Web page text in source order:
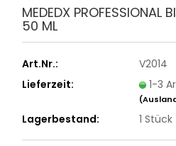
MEDEDX PROFESSIONAL
50 ML
Art.Nr.:
V2014
Lieferzeit:
1-3
Lagerbestand: 1 Stück